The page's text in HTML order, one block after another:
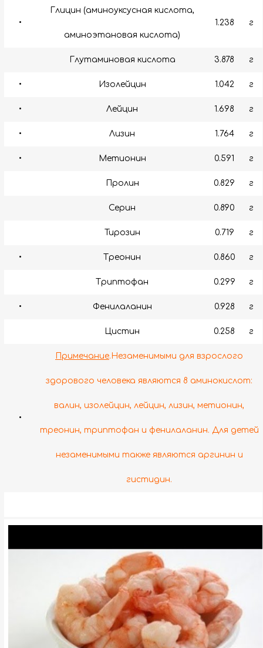
•
Глицин (аминоуксусная кислота,
аминоэтановая кислота)
1.238 г
Глутаминовая кислота 3.878 г
• Изолейцин 1.042 г
• Лейцин 1.698 г
• Лизин 1.764 г
• Метионин 0.591 г
Пролин 0.829 г
Серин 0.890 г
Тирозин 0.719 г
• Треонин 0.860 г
Триптофан 0.299 г
• Фенилаланин 0.928 г
Цистин 0.258 г
•
Примечание.Незаменимыми для взрослого
здорового человека являются 8 аминокислот:
валин, изолейцин, лейцин, лизин, метионин,
треонин, триптофан и фенилаланин. Для детей
незаменимыми также являются аргинин и
гистидин.